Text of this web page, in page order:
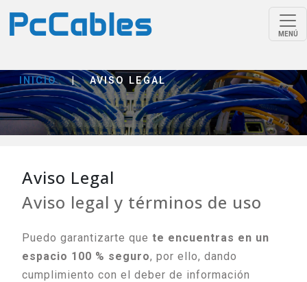
MENÚ
INICIO | AVISO LEGAL
Aviso Legal
Aviso legal y términos de uso
Puedo garantizarte que te encuentras en un
espacio 100 % seguro, por ello, dando
cumplimiento con el deber de información